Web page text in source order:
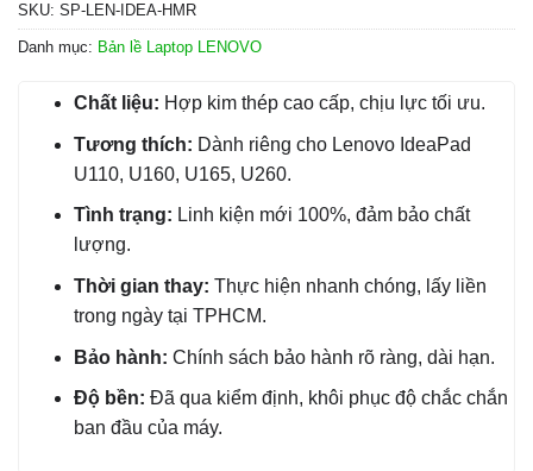
SKU: SP-LEN-IDEA-HMR
Danh mục: Bản lề Laptop LENOVO
Chất liệu: Hợp kim thép cao cấp, chịu lực tối ưu.
Tương thích: Dành riêng cho Lenovo IdeaPad
U110, U160, U165, U260.
Tình trạng: Linh kiện mới 100%, đảm bảo chất
lượng.
Thời gian thay: Thực hiện nhanh chóng, lấy liền
trong ngày tại TPHCM.
Bảo hành: Chính sách bảo hành rõ ràng, dài hạn.
Độ bền: Đã qua kiểm định, khôi phục độ chắc chắn
ban đầu của máy.